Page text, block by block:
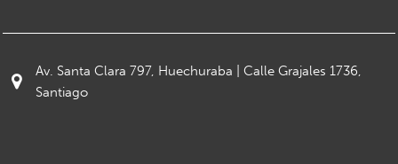
Av. Santa Clara 797, Huechuraba | Calle Grajales 1736,
Santiago